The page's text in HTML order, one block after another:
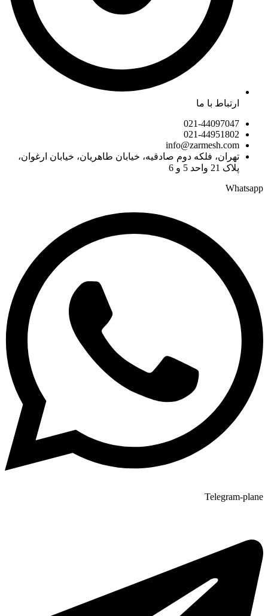
ارتباط با ما
021-44097047
021-44951802
info@zarmesh.com
تهران، فلکه دوم صادقیه، خیابان طاهریان، خیابان ارغوان،
پلاک 21 واحد 5 و 6
Whatsapp
Telegram-plane